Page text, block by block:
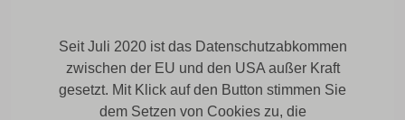
Seit Juli 2020 ist das Datenschutzabkommen
zwischen der EU und den USA außer Kraft
gesetzt. Mit Klick auf den Button stimmen Sie
dem Setzen von Cookies zu, die